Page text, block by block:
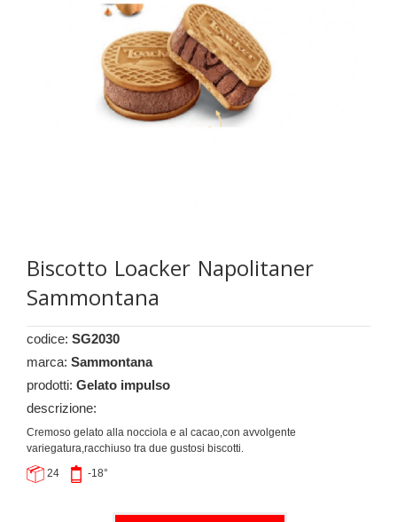
Biscotto Loacker Napolitaner
Sammontana
codice: SG2030
marca: Sammontana
prodotti: Gelato impulso
descrizione:
Cremoso gelato alla nocciola e al cacao,con avvolgente
variegatura,racchiuso tra due gustosi biscotti.
24 -18°